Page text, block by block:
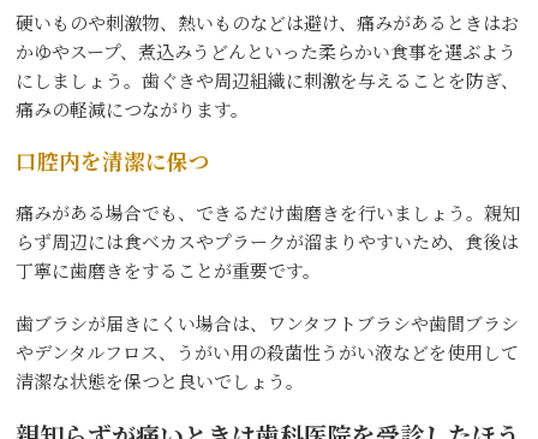
硬いものや刺激物、熱いものなどは避け、痛みがあるときはお
かゆやスープ、煮込みうどんといった柔らかい食事を選ぶよう
にしましょう。歯ぐきや周辺組織に刺激を与えることを防ぎ、
痛みの軽減につながります。
口腔内を清潔に保つ
痛みがある場合でも、できるだけ歯磨きを行いましょう。親知
らず周辺には食べカスやプラークが溜まりやすいため、食後は
丁寧に歯磨きをすることが重要です。
歯ブラシが届きにくい場合は、ワンタフトブラシや歯間ブラシ
やデンタルフロス、うがい用の殺菌性うがい液などを使用して
清潔な状態を保つと良いでしょう。